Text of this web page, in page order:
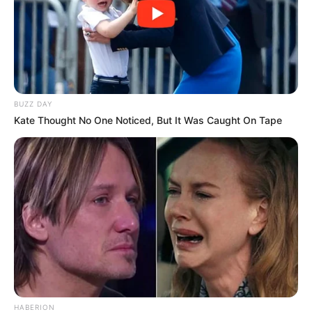
Гарячi
Культура
Нам пишуть
Партнерські матеріали
Події
Політика
Спорт
BUZZ DAY
Kate Thought No One Noticed, But It Was Caught On Tape
HABERION